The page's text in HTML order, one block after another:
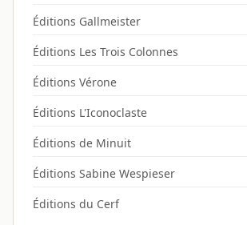
Éditions Gallmeister
Éditions Les Trois Colonnes
Éditions Vérone
Éditions L'Iconoclaste
Éditions de Minuit
Éditions Sabine Wespieser
Éditions du Cerf